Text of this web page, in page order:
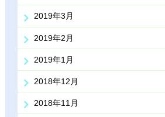
2019年3月
2019年2月
2019年1月
2018年12月
2018年11月